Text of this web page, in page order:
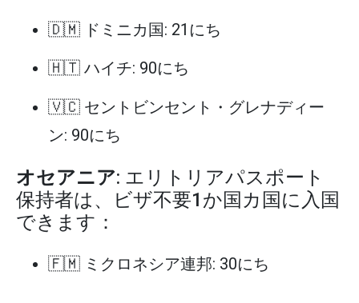
🇩🇲 ドミニカ国: 21にち
🇭🇹 ハイチ: 90にち
🇻🇨 セントビンセント・グレナディー
ン: 90にち
オセアニア: エリトリアパスポート
保持者は、ビザ不要1か国カ国に入国
できます：
🇫🇲 ミクロネシア連邦: 30にち